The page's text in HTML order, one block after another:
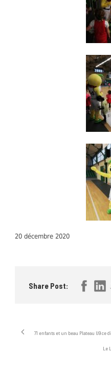
20 décembre 2020
Share Post:
71 enfants et un beau Plateau U9 ce
Le